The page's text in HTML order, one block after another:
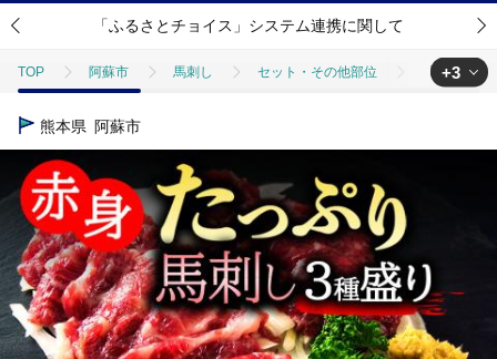
「ふるさとチョイス」システム連携に関して
TOP 阿蘇市 馬刺し セット・その他部位 馬刺し3種
TOP
TOP 肉 馬肉 馬刺し 馬刺し3種食べ比べセット
+3
熊本県 阿蘇市